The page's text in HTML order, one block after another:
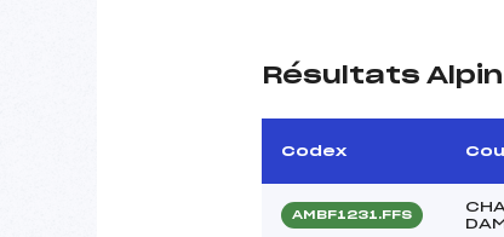
Résultats
Codex
AMBF1231.FFS